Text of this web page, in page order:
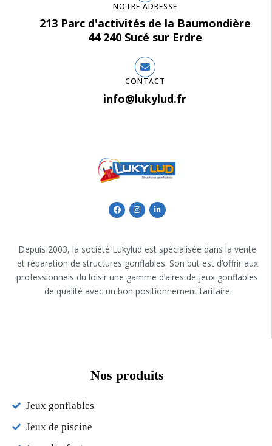
NOTRE ADRESSE
213 Parc d'activités de la Baumondière
44 240 Sucé sur Erdre
CONTACT
info@lukylud.fr
Depuis 2003, la société Lukylud est spécialisée dans la vente
et réparation de structures gonflables. Son but est d’offrir aux
professionnels du loisir une gamme d’aires de jeux gonflables
de qualité avec un bon positionnement tarifaire
Nos produits
Jeux gonflables
Jeux de piscine